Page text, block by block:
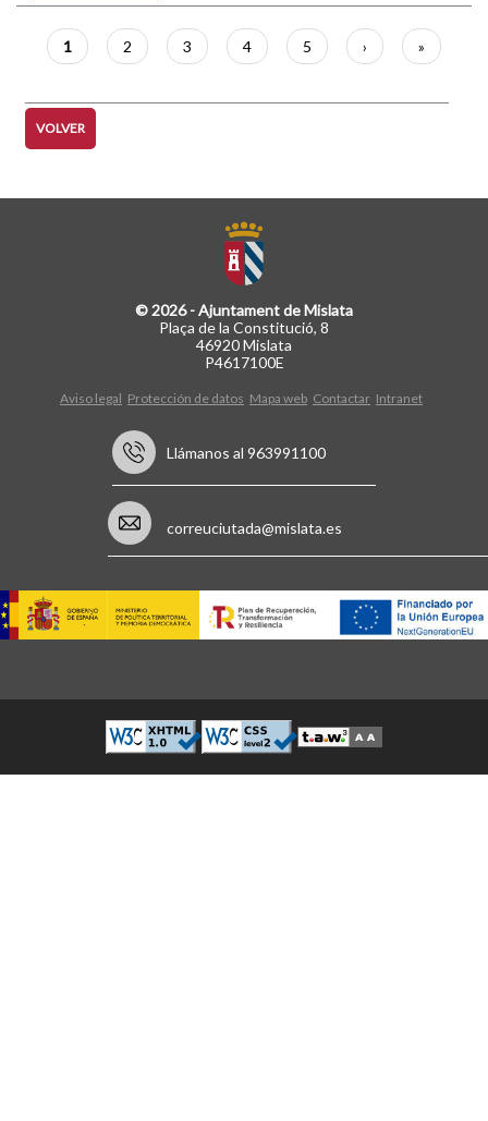
Paginación
Página
actual
1 Página
2 Página
3 Página
4 Página
5
Siguiente
página
›
Última
página
»
VOLVER
© 2026 - Ajuntament de Mislata
Plaça de la Constitució, 8
46920 Mislata
P4617100E
Aviso legal Protección de datos Mapa web Contactar Intranet
Llámanos al 963991100
correuciutada@mislata.es